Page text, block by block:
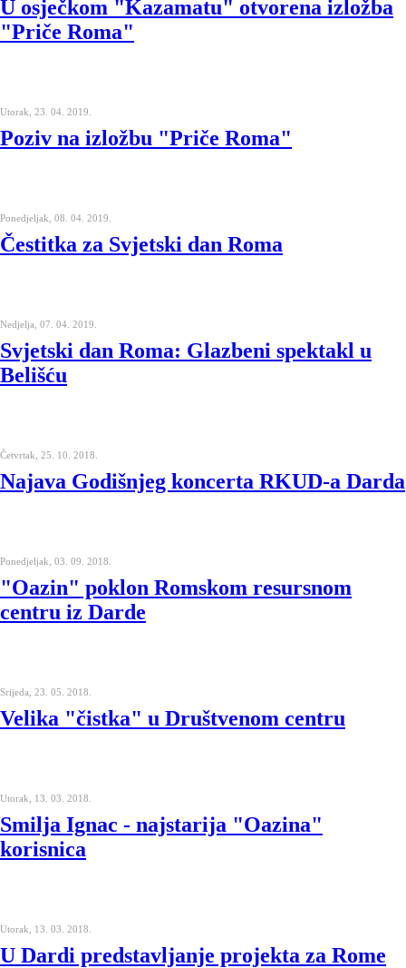
U osječkom "Kazamatu" otvorena izložba
"Priče Roma"
Utorak, 23. 04. 2019.
Poziv na izložbu "Priče Roma"
Ponedjeljak, 08. 04. 2019.
Čestitka za Svjetski dan Roma
Nedjelja, 07. 04. 2019.
Svjetski dan Roma: Glazbeni spektakl u
Belišću
Četvrtak, 25. 10. 2018.
Najava Godišnjeg koncerta RKUD-a Darda
Ponedjeljak, 03. 09. 2018.
"Oazin" poklon Romskom resursnom
centru iz Darde
Srijeda, 23. 05. 2018.
Velika "čistka" u Društvenom centru
Utorak, 13. 03. 2018.
Smilja Ignac - najstarija "Oazina"
korisnica
Utorak, 13. 03. 2018.
U Dardi predstavljanje projekta za Rome